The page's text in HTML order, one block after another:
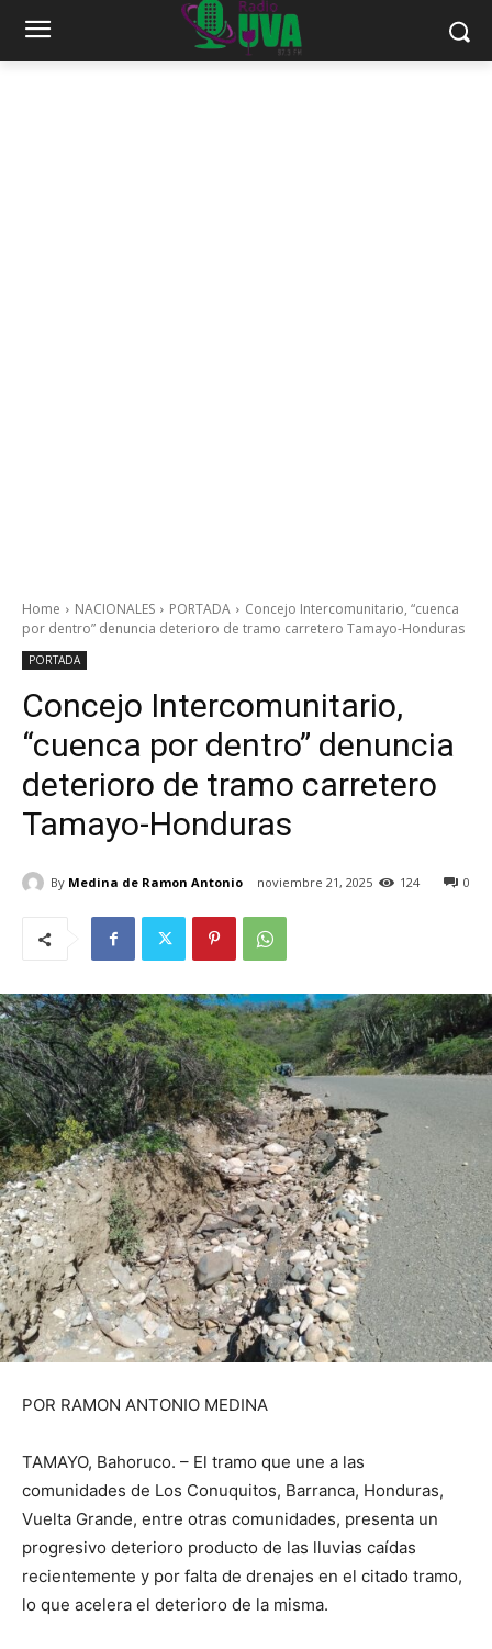
Home NACIONALES PORTADA
Concejo Intercomunitario, “cuenca
por dentro” denuncia deterioro de tramo carretero Tamayo-Honduras
PORTADA
Concejo Intercomunitario,
“cuenca por dentro” denuncia
deterioro de tramo carretero
Tamayo-Honduras
By Medina de Ramon Antonio noviembre 21, 2025 0
124
POR RAMON ANTONIO MEDINA
TAMAYO, Bahoruco. – El tramo que une a las
comunidades de Los Conuquitos, Barranca, Honduras,
Vuelta Grande, entre otras comunidades, presenta un
progresivo deterioro producto de las lluvias caídas
recientemente y por falta de drenajes en el citado tramo,
lo que acelera el deterioro de la misma.